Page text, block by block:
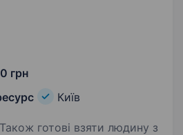
грн
Київ
готові взяти людину з